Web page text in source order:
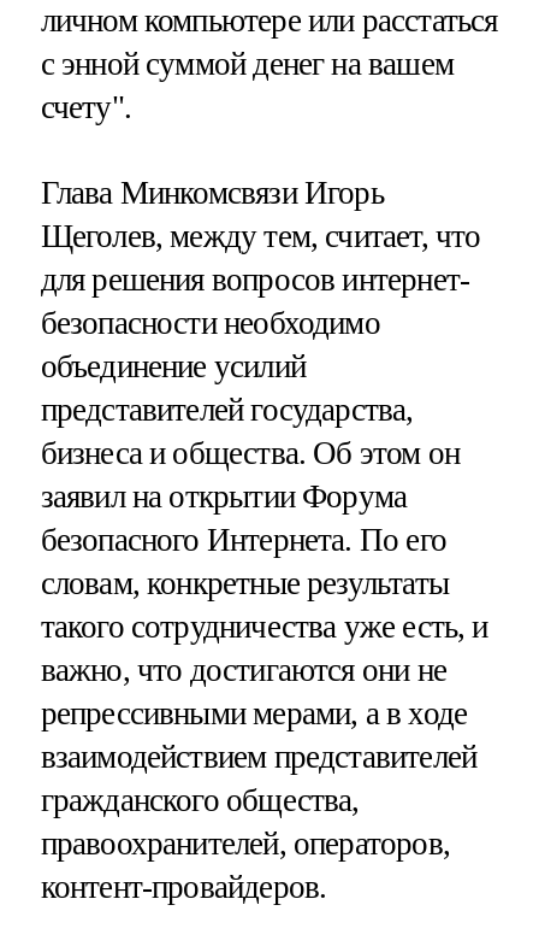
личном компьютере или расстаться
с энной суммой денег на вашем
счету".
Глава Минкомсвязи Игорь
Щеголев, между тем, считает, что
для решения вопросов интернет-
безопасности необходимо
объединение усилий
представителей государства,
бизнеса и общества. Об этом он
заявил на открытии Форума
безопасного Интернета. По его
словам, конкретные результаты
такого сотрудничества уже есть, и
важно, что достигаются они не
репрессивными мерами, а в ходе
взаимодействием представителей
гражданского общества,
правоохранителей, операторов,
контент-провайдеров.